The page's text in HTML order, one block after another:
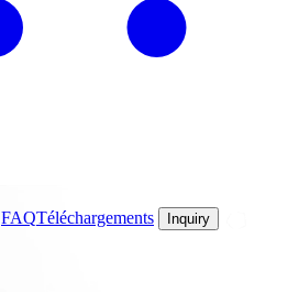
FAQTéléchargements Inquiry